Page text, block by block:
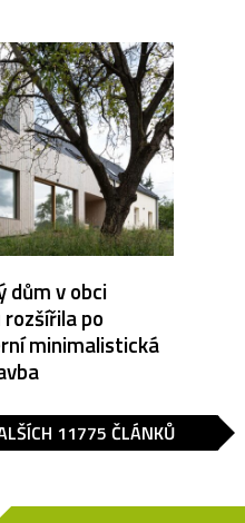
dům v obci
po
minimalistická
11775 ČLÁNKŮ